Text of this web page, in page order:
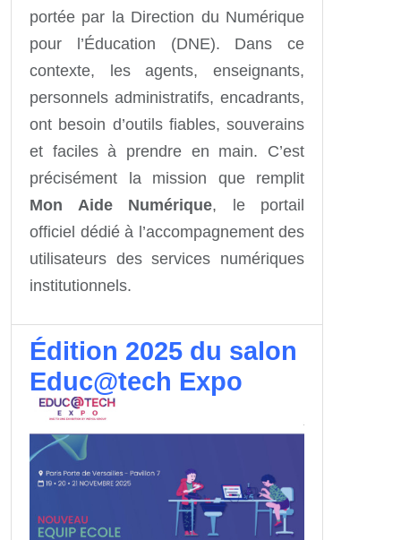
portée par la Direction du Numérique
pour l’Éducation (DNE). Dans ce
contexte, les agents, enseignants,
personnels administratifs, encadrants,
ont besoin d’outils fiables, souverains
et faciles à prendre en main. C’est
précisément la mission que remplit
Mon Aide Numérique, le portail
officiel dédié à l’accompagnement des
utilisateurs des services numériques
institutionnels.
Édition 2025 du salon
Educ@tech Expo